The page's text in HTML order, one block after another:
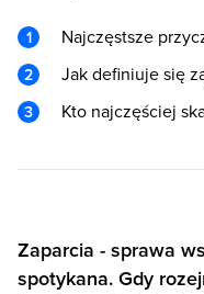
Najczęstsze
Jak definiuje się
Kto najczęściej
Zaparcia - sprawa
spotykana. Gdy